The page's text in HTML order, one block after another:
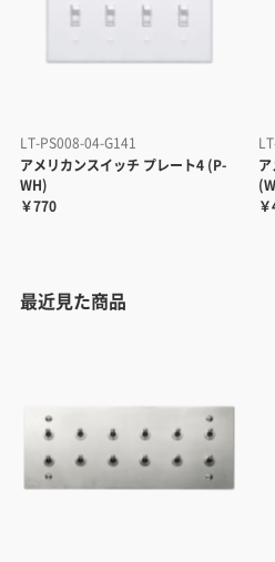
LT-PS008-04-G141
アメリカンスイッチ プレート4 (P-
WH)
￥770
最近見た商品